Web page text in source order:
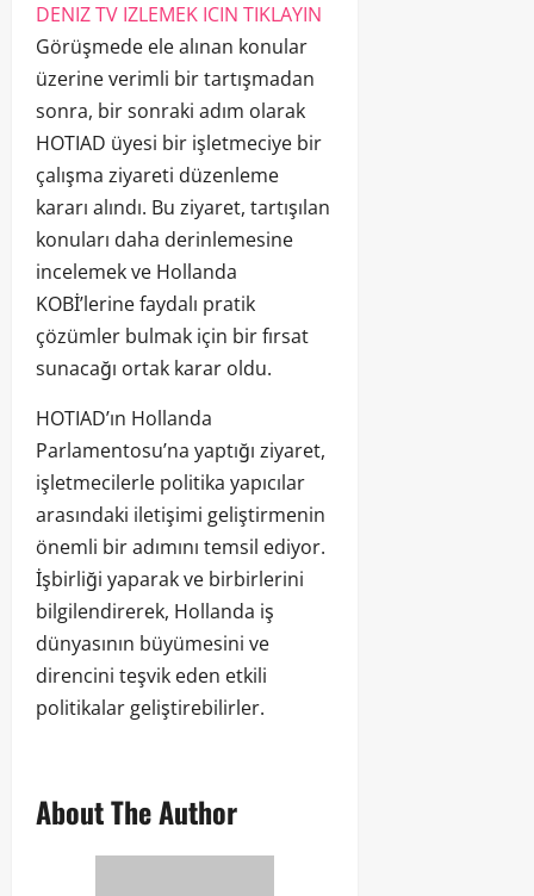
DENIZ TV IZLEMEK ICIN TIKLAYIN
Görüşmede ele alınan konular
üzerine verimli bir tartışmadan
sonra, bir sonraki adım olarak
HOTIAD üyesi bir işletmeciye bir
çalışma ziyareti düzenleme
kararı alındı. Bu ziyaret, tartışılan
konuları daha derinlemesine
incelemek ve Hollanda
KOBİ’lerine faydalı pratik
çözümler bulmak için bir fırsat
sunacağı ortak karar oldu.
HOTIAD’ın Hollanda
Parlamentosu’na yaptığı ziyaret,
işletmecilerle politika yapıcılar
arasındaki iletişimi geliştirmenin
önemli bir adımını temsil ediyor.
İşbirliği yaparak ve birbirlerini
bilgilendirerek, Hollanda iş
dünyasının büyümesini ve
direncini teşvik eden etkili
politikalar geliştirebilirler.
About The Author